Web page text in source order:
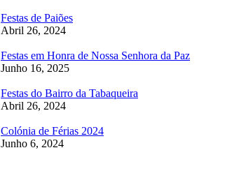
Festas de Paiões
Abril 26, 2024
Festas em Honra de Nossa Senhora da Paz
Junho 16, 2025
Festas do Bairro da Tabaqueira
Abril 26, 2024
Colónia de Férias 2024
Junho 6, 2024